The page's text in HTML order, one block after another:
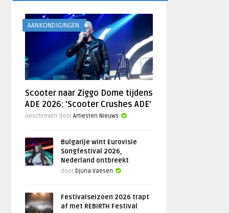
AANKONDIGINGEN
Scooter naar Ziggo Dome tijdens
ADE 2026: ‘Scooter Crushes ADE’
Geschreven doorArtiesten Nieuws
Bulgarije wint Eurovisie
Songfestival 2026,
Nederland ontbreekt
door Djuna Vaesen
Festivalseizoen 2026 trapt
af met REBiRTH Festival